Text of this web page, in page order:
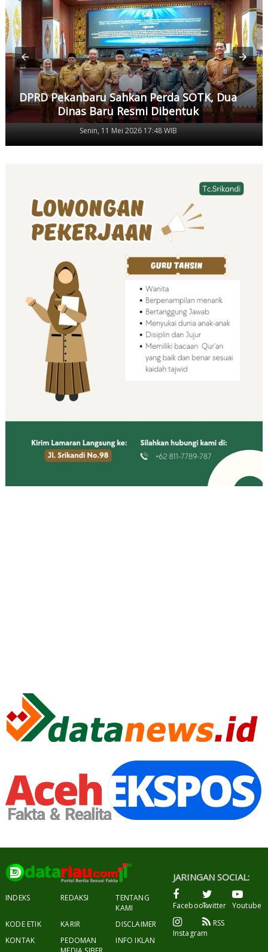
DPRD Pekanbaru Sahkan Perda SOTK, Dua
Dinas Baru Resmi Dibentuk
Senin, 11 Mei 2026 17:48 WIB
INDEKS REDAKSI
TENTANG
KAMI
KODE ETIK
KARIR
DISCLAIMER
KONTAK
PEDOMAN
INFO IKLAN
JARINGAN SOCIAL:
FacebookTwitter Youtube
Instagram
RSS